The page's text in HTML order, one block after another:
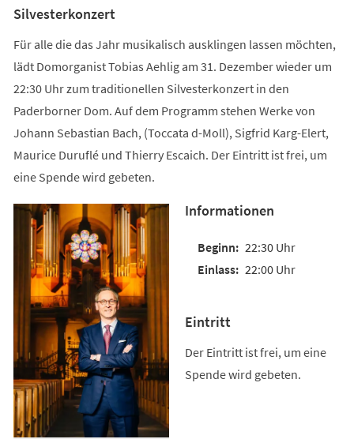
Silvesterkonzert
Für alle die das Jahr musikalisch ausklingen lassen möchten,
lädt Domorganist Tobias Aehlig am 31. Dezember wieder um
22:30 Uhr zum traditionellen Silvesterkonzert in den
Paderborner Dom. Auf dem Programm stehen Werke von
Johann Sebastian Bach, (Toccata d-Moll), Sigfrid Karg-Elert,
Maurice Duruflé und Thierry Escaich. Der Eintritt ist frei, um
eine Spende wird gebeten.
Informationen
22:30 Uhr
22:00 Uhr
Eintritt
Der Eintritt ist frei, um eine
Spende wird gebeten.